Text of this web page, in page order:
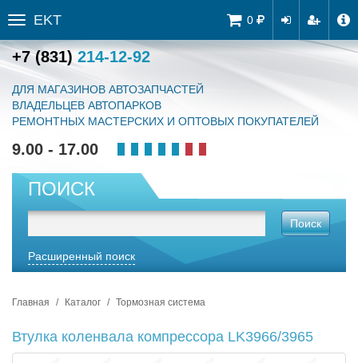
0
Toggle
sidebar
EKT
+7 (831) 214-12-92
ДЛЯ МАГАЗИНОВ АВТОЗАПЧАСТЕЙ
ВЛАДЕЛЬЦЕВ АВТОПАРКОВ
РЕМОНТНЫХ МАСТЕРСКИХ И ОПТОВЫХ ПОКУПАТЕЛЕЙ
9.00 - 17.00
ПОИСК
Поиск
Расширенный поиск
Главная Каталог Тормозная система
Втулка коленвала компрессора LK3966/3965